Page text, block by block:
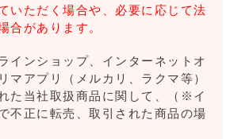
いただく場合や、必要に応じて法
合があります。
インショップ、インターネットオ
マアプリ（メルカリ、ラクマ等）
た当社取扱商品に関して、（※イ
不正に転売、取引された商品の場